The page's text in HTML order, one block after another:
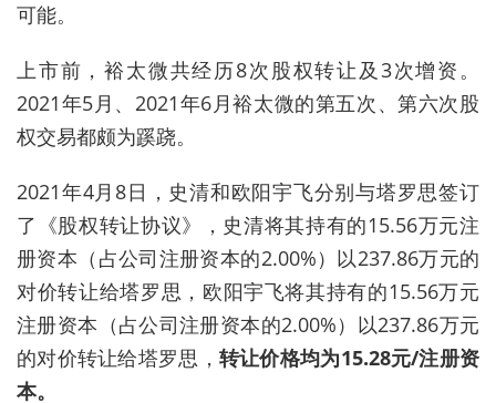
可能。
上市前，裕太微共经历8次股权转让及3次增资。
2021年5月、2021年6月裕太微的第五次、第六次股
权交易都颇为蹊跷。
2021年4月8日，史清和欧阳宇飞分别与塔罗思签订
了《股权转让协议》，史清将其持有的15.56万元注
册资本（占公司注册资本的2.00%）以237.86万元的
对价转让给塔罗思，欧阳宇飞将其持有的15.56万元
注册资本（占公司注册资本的2.00%）以237.86万元
的对价转让给塔罗思， 转让价格均为15.28元/注册资
本。